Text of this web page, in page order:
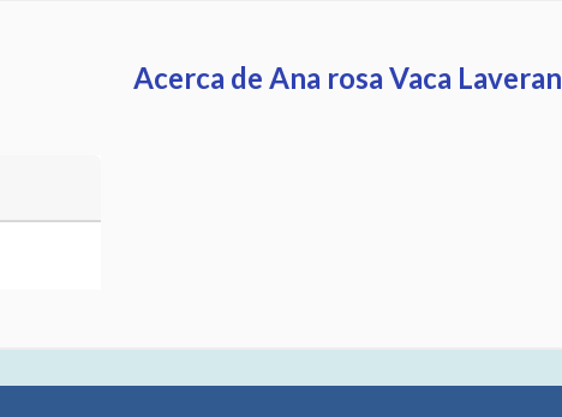
Acerca de Ana rosa Vaca Laveran